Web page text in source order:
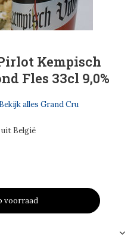
Kempisch
Fles 33cl 9,0%
Bekijk alles Grand Cru
België
voorraad